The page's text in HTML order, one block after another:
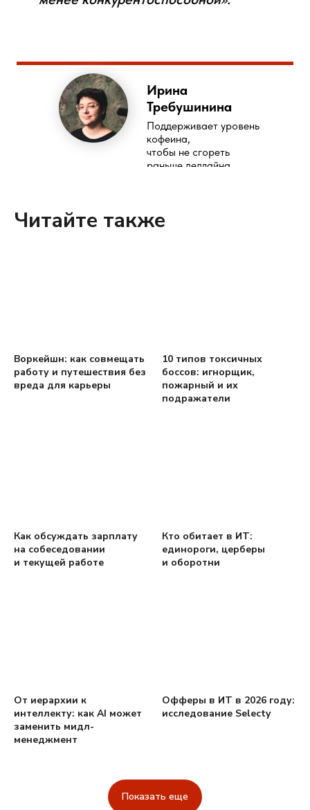
Ирина
Требушинина
Поддерживает уровень
кофеина,
чтобы не сгореть
раньше дедлайна
Читайте также
Воркейшн: как совмещать
работу и путешествия без
вреда для карьеры
10 типов токсичных
боссов: игнорщик,
пожарный и их
подражатели
Как обсуждать зарплату
на собеседовании
и текущей работе
Кто обитает в ИТ:
единороги, церберы
и оборотни
От иерархии к
интеллекту: как AI может
заменить мидл-
менеджмент
Офферы в ИТ в 2026 году:
исследование Selecty
Показать еще